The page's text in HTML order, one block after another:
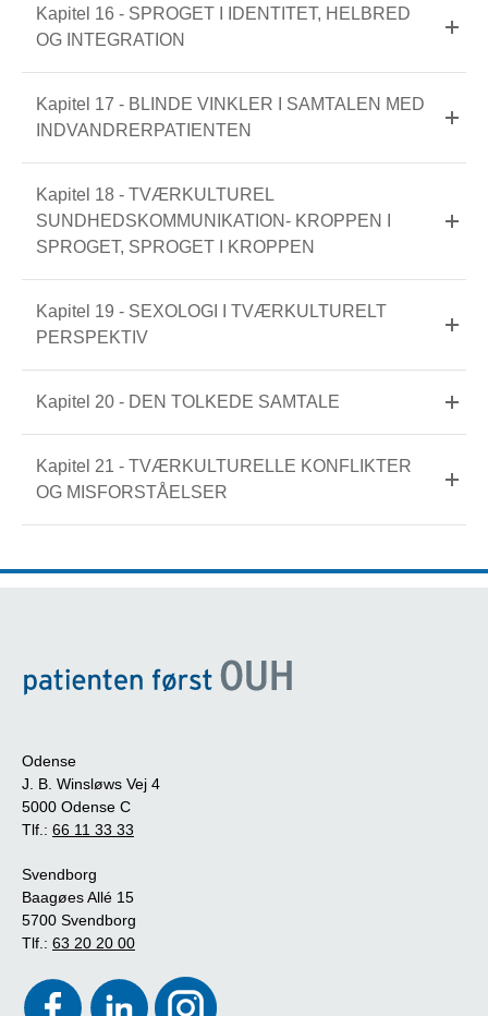
Kapitel 16 - SPROGET I IDENTITET, HELBRED
OG INTEGRATION
Kapitel 17 - BLINDE VINKLER I SAMTALEN MED
INDVANDRERPATIENTEN
Kapitel 18 - TVÆRKULTUREL
SUNDHEDSKOMMUNIKATION- KROPPEN I
SPROGET, SPROGET I KROPPEN
Kapitel 19 - SEXOLOGI I TVÆRKULTURELT
PERSPEKTIV
Kapitel 20 - DEN TOLKEDE SAMTALE
Kapitel 21 - TVÆRKULTURELLE KONFLIKTER
OG MISFORSTÅELSER
Odense
J. B. Winsløws Vej 4
5000 Odense C
Tlf.: 66 11 33 33
Svendborg
Baagøes Allé 15
5700 Svendborg
Tlf.: 63 20 20 00